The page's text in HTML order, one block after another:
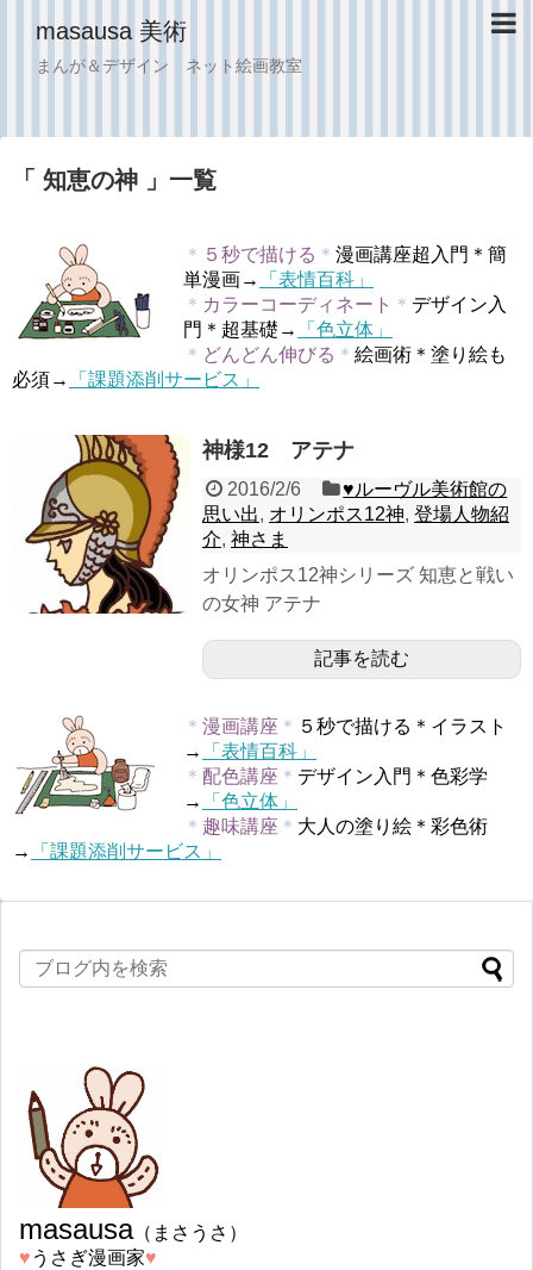
masausa 美術
まんが＆デザイン ネット絵画教室
「 知恵の神 」一覧
＊ ５秒で描ける ＊ 漫画講座超入門＊簡
単漫画→
「表情百科」
＊ カラーコーディネート ＊ デザイン入
門＊超基礎→
「色立体」
＊ どんどん伸びる ＊ 絵画術＊塗り絵も
必須→
「課題添削サービス」
神様12 アテナ
2016/2/6
♥︎ルーヴル美術館の
思い出, オリンポス12神, 登場人物紹
介, 神さま
オリンポス12神シリーズ 知恵と戦い
の女神 アテナ
記事を読む
＊ 漫画講座 ＊ ５秒で描ける＊イラスト
→
「表情百科」
＊ 配色講座 ＊ デザイン入門＊色彩学
→
「色立体」
＊ 趣味講座 ＊ 大人の塗り絵＊彩色術
→
「課題添削サービス」
masausa（まさうさ）
♥︎ うさぎ漫画家♥︎